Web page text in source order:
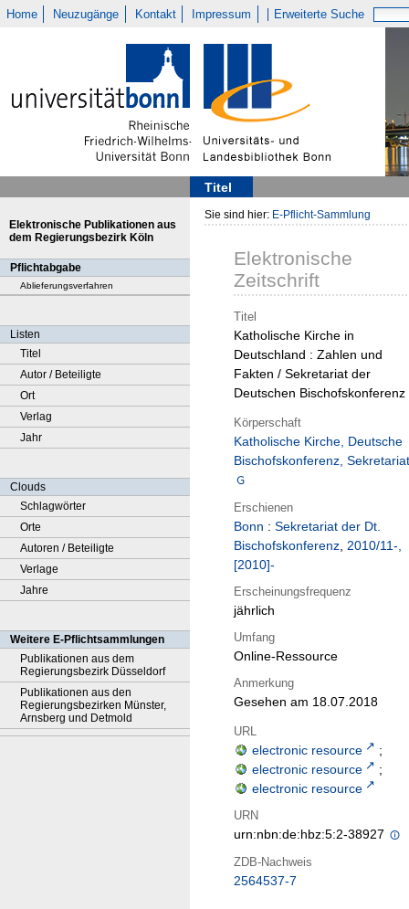
Home Neuzugänge Kontakt Impressum Erweiterte Suche
Titel
Elektronische Publikationen aus
dem Regierungsbezirk Köln
Pflichtabgabe
Ablieferungsverfahren
Listen
Titel
Autor / Beteiligte
Ort
Verlag
Jahr
Clouds
Schlagwörter
Orte
Autoren / Beteiligte
Verlage
Jahre
Weitere E-Pflichtsammlungen
Publikationen aus dem
Regierungsbezirk Düsseldorf
Publikationen aus den
Regierungsbezirken Münster,
Arnsberg und Detmold
Sie sind hier: E-Pflicht-Sammlung
Elektronische
Zeitschrift
Titel
Katholische Kirche in
Deutschland : Zahlen und
Fakten / Sekretariat der
Deutschen Bischofskonferenz
Körperschaft
Katholische Kirche, Deutsche
Bischofskonferenz, Sekretariat
Erschienen
Bonn : Sekretariat der Dt.
Bischofskonferenz, 2010/11-,
[2010]-
Erscheinungsfrequenz
jährlich
Umfang
Online-Ressource
Anmerkung
Gesehen am 18.07.2018
URL
electronic resource
;
electronic resource
;
electronic resource
URN
urn:nbn:de:hbz:5:2-38927
ZDB-Nachweis
2564537-7